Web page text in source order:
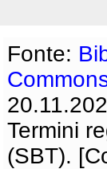
Fonte:
Termini
(SBT).